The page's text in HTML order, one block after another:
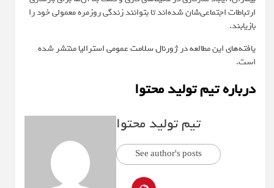
ارتباطات اجتماعی‌شان شده‌اند تا بتوانند زندگی روزمره معمولی خود را
بازیابند.
یافته‌های این مطالعه درژورنال سلامت عمومی استرالیامنتشر شده
است.
درباره تیم تولید محتوا
تیم تولید محتوا
See author's posts